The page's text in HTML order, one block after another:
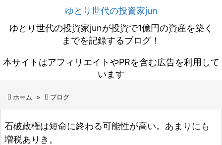
ゆとり世代の投資家jun
ゆとり世代の投資家junが投資で1億円の資産を築く
までを記録するブログ！
本サイトはアフィリエイトやPRを含む広告を利用して
います
 ホーム >  ブログ
石破政権は短命に終わる可能性が高い。あまりにも
増税ありき。